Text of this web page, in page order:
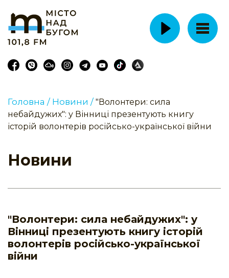
Головна / Новини / "Волонтери: сила
небайдужих": у Вінниці презентують книгу
історій волонтерів російсько-української війни
Новини
"Волонтери: сила небайдужих": у
Вінниці презентують книгу історій
волонтерів російсько-української
війни